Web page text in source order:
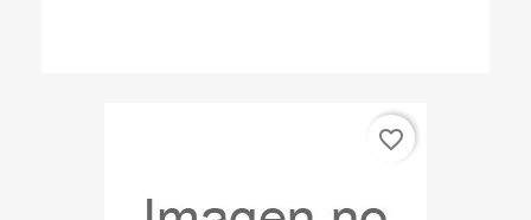
favorite_border